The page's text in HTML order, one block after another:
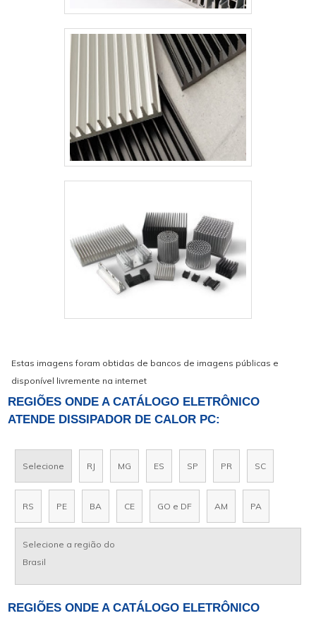
Estas imagens foram obtidas de bancos de imagens públicas e
disponível livremente na internet
REGIÕES ONDE A CATÁLOGO ELETRÔNICO
ATENDE DISSIPADOR DE CALOR PC:
Selecione RJ MG ES SP PR SC
RS PE BA CE GO e DF AM PA
Selecione a região do
Brasil
REGIÕES ONDE A CATÁLOGO ELETRÔNICO